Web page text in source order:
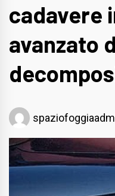
cadavere
avanzato